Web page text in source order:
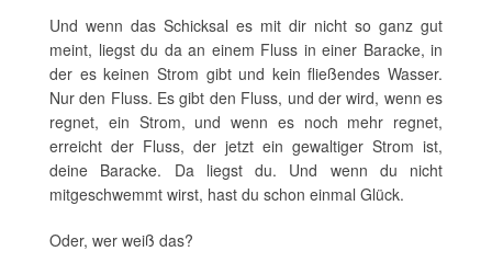
Und wenn das Schicksal es mit dir nicht so ganz gut
meint, liegst du da an einem Fluss in einer Baracke, in
der es keinen Strom gibt und kein fließendes Wasser.
Nur den Fluss. Es gibt den Fluss, und der wird, wenn es
regnet, ein Strom, und wenn es noch mehr regnet,
erreicht der Fluss, der jetzt ein gewaltiger Strom ist,
deine Baracke. Da liegst du. Und wenn du nicht
mitgeschwemmt wirst, hast du schon einmal Glück.
Oder, wer weiß das?